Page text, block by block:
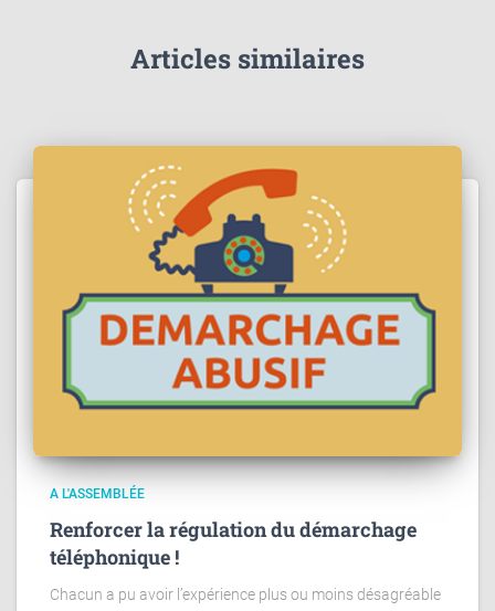
Articles similaires
A L'ASSEMBLÉE
Renforcer la régulation du démarchage
téléphonique !
Chacun a pu avoir l’expérience plus ou moins désagréable